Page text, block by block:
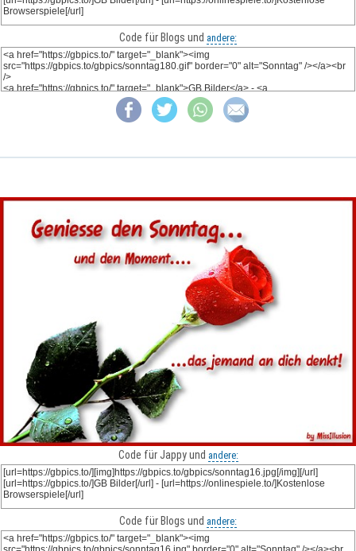
Code für Blogs und andere:
Code für Jappy und andere:
Code für Blogs und andere: